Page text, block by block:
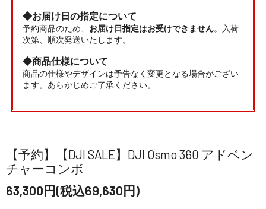
◆お届け日の指定について
予約商品のため、 お届け日指定はお受けできません。入荷
次第、順次発送いたします。
◆商品仕様について
商品の仕様やデザインは予告なく変更となる場合がござい
ます。あらかじめご了承ください。
【予約】【DJI SALE】DJI Osmo 360 アドベン
チャーコンボ
63,300円(税込69,630円)